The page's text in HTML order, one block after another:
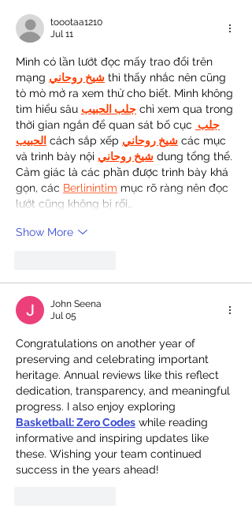
toootaa1210
Jul 11
Mình có lần lướt đọc mấy trao đổi trên
mạng شيخ روحاني thì thấy nhắc nên cũng
tò mò mở ra xem thử cho biết. Mình không
tìm hiểu sâu جلب الحبيب chỉ xem qua trong
thời gian ngắn để quan sát bố cục جلب
الحبيب cách sắp xếp شيخ روحاني các mục
và trình bày nội شيخ روحاني dung tổng thể.
Cảm giác là các phần được trình bày khá
gọn, các Berlinintim mục rõ ràng nên đọc
lướt cũng không bị rối…
Show More
John Seena
Jul 05
Congratulations on another year of
preserving and celebrating important
heritage. Annual reviews like this reflect
dedication, transparency, and meaningful
progress. I also enjoy exploring
Basketball: Zero Codes while reading
informative and inspiring updates like
these. Wishing your team continued
success in the years ahead!